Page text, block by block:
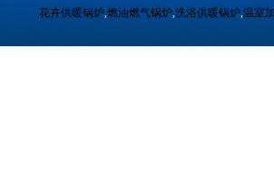
花卉供暖锅炉,燃油燃气锅炉,洗浴供暖锅炉,温室